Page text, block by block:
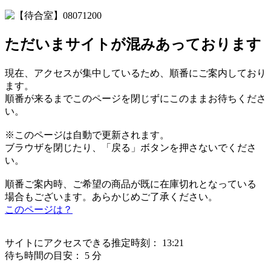
ただいまサイトが混みあっております
現在、アクセスが集中しているため、順番にご案内しており
ます。
順番が来るまでこのページを閉じずにこのままお待ちくださ
い。
※このページは自動で更新されます。
ブラウザを閉じたり、「戻る」ボタンを押さないでくださ
い。
順番ご案内時、ご希望の商品が既に在庫切れとなっている
場合もございます。あらかじめご了承ください。
このページは？
サイトにアクセスできる推定時刻：
13:21
待ち時間の目安：
5 分